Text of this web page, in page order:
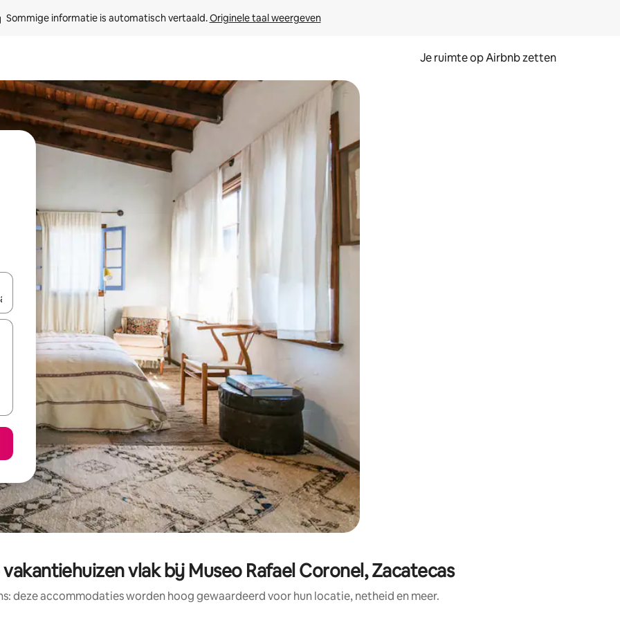
Sommige informatie is automatisch vertaald. Originele taal weergeven
Je ruimte op Airbnb zetten
keuze met je de pijltjestoetsen omhoog en omlaag, óf door te tikken of swipen.
vlak bij Museo Rafael Coronel, Zacatecas
deze accommodaties worden hoog gewaardeerd voor hun locatie, netheid en meer.